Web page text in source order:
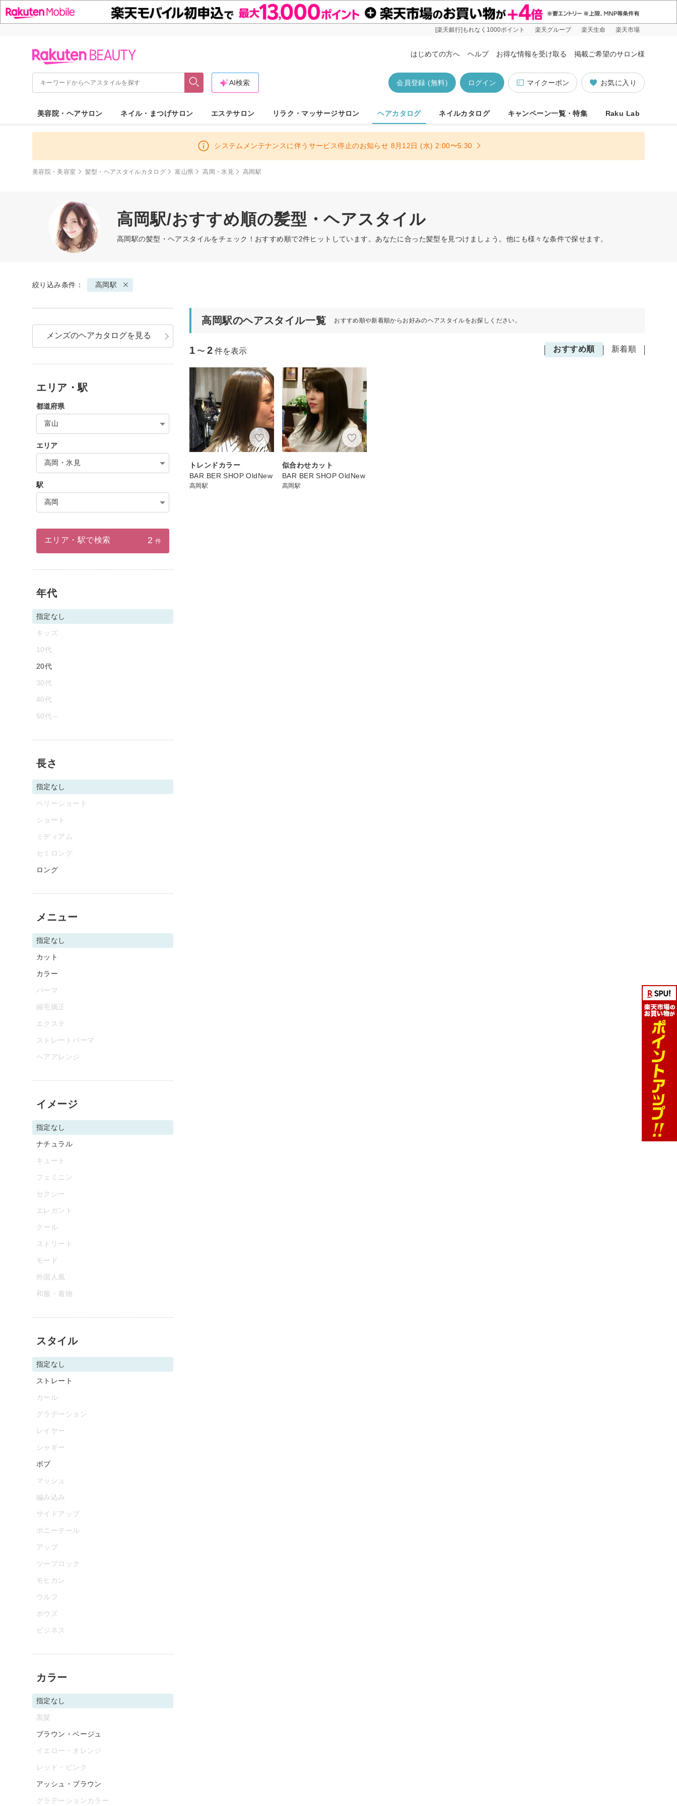
[楽天銀行]もれなく1000ポイント 楽天グループ 楽天生命 楽天市場
はじめての方へ ヘルプ お得な情報を受け取る 掲載ご希望のサロン様
お気に入り
マイクーポン
ログイン
会員登録 (無料)
AI検索
美容院・ヘアサロン ネイル・まつげサロン エステサロン リラク・マッサージサロン ヘアカタログ ネイルカタログ キャンペーン一覧・特集 Raku Lab
システムメンテナンスに伴うサービス停止のお知らせ 8月12日 (水) 2:00〜5:30
美容院・美容室 髪型・ヘアスタイルカタログ 富山県 高岡・氷見 高岡駅
高岡駅/おすすめ順の髪型・ヘアスタイル
高岡駅の髪型・ヘアスタイルをチェック！おすすめ順で2件ヒットしています。あなたに合った髪型を見つけましょう。他にも様々な条件で探せます。
絞り込み条件： 高岡駅
高岡駅のヘアスタイル一覧 おすすめ順や新着順からお好みのヘアスタイルをお探しください。
おすすめ順 新着順
1 〜 2 件を表示
トレンドカラー
BAR BER SHOP OldNew
高岡駅
似合わせカット
BAR BER SHOP OldNew
高岡駅
メンズのヘアカタログを見る
エリア・駅
都道府県
富山
エリア
高岡・氷見
駅
高岡
エリア・駅で検索 2 件
年代
指定なし
キッズ
10代
20代
30代
40代
50代～
長さ
指定なし
ベリーショート
ショート
ミディアム
セミロング
ロング
メニュー
指定なし
カット
カラー
パーマ
縮毛矯正
エクステ
ストレートパーマ
ヘアアレンジ
イメージ
指定なし
ナチュラル
キュート
フェミニン
セクシー
エレガント
クール
ストリート
モード
外国人風
和服・着物
スタイル
指定なし
ストレート
カール
グラデーション
レイヤー
シャギー
ボブ
マッシュ
編み込み
サイドアップ
ポニーテール
アップ
ツーブロック
モヒカン
ウルフ
ボウズ
ビジネス
カラー
指定なし
黒髪
ブラウン・ベージュ
イエロー・オレンジ
レッド・ピンク
アッシュ・ブラウン
グラデーションカラー